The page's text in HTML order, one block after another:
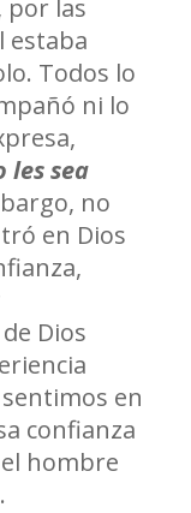
por las
estaba
Todos lo
ni lo
les sea
no
en Dios
Dios
en
confianza
hombre